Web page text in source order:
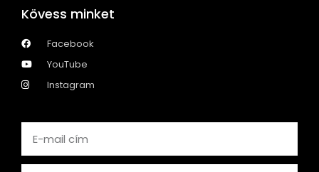
Kövess minket
Facebook
YouTube
Instagram